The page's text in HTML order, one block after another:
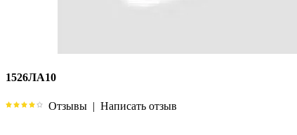
1526ЛА10
Отзывы | Написать отзыв